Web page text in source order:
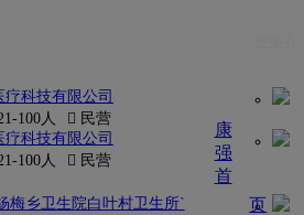
科技有限公司
100人
 民营
科技有限公司
100人  民营
梅乡卫生院白叶村卫生所`
康
强
首
页